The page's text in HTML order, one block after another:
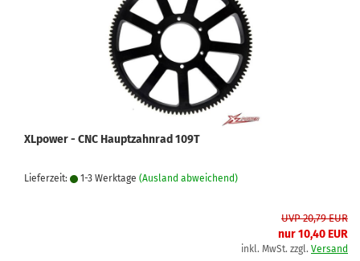
XLpower - CNC Hauptzahnrad 109T
Lieferzeit: 1-3 Werktage (Ausland abweichend)
UVP 20,79 EUR
nur 10,40 EUR
inkl. MwSt. zzgl. Versand